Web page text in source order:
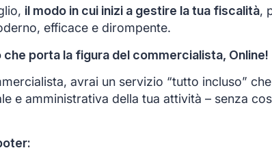
il modo in cui inizi a gestire la tua fiscalità,
efficace e dirompente.
che porta la figura del commercialista, Online!
avrai un servizio “tutto incluso”
e amministrativa della tua attività – senza